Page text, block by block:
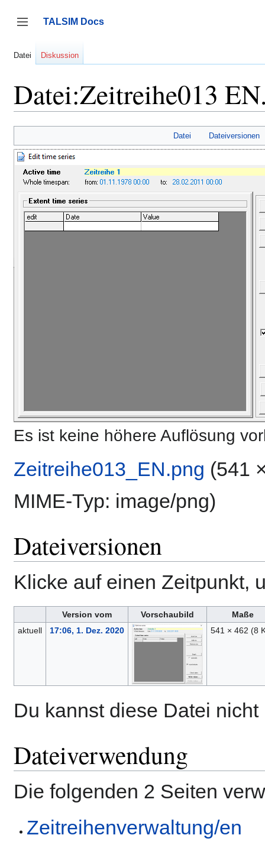
springen
Seitenleiste umschalten
TALSIM Docs
Datei Diskussion
Datei:Zeitreihe013
Datei Dateiversionen
Es ist keine höhere Auflösung
Zeitreihe013_EN.png (541
MIME-Typ: image/png)
Dateiversionen
Klicke auf einen Zeitpunkt,
Version vom Vorschaubild
Maße
aktuell
17:06, 1. Dez. 2020 541 × 462 (8
Du kannst diese Datei
Dateiverwendung
Die folgenden 2 Seiten
Zeitreihenverwaltung/en